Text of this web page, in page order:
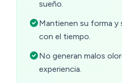
sueño.
Mantienen su forma y
con el tiempo.
No generan malos
experiencia.